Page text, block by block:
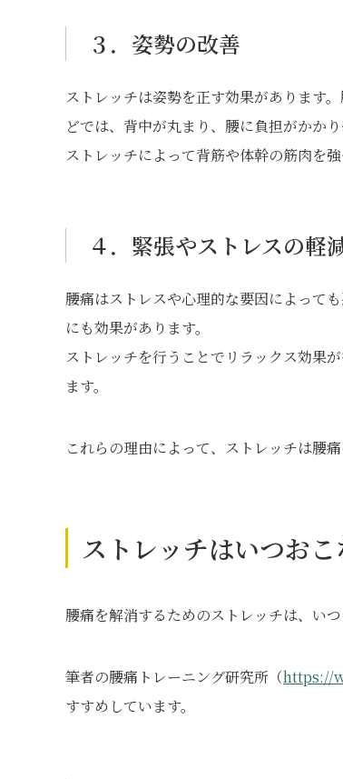
３．姿勢の改善
ストレッチは姿勢を正す効果があります
どでは、背中が丸まり、腰に負担がかかり
ストレッチによって背筋や体幹の筋肉を
４．緊張やストレスの軽
腰痛はストレスや心理的な要因によって
にも効果があります。
ストレッチを行うことでリラックス効果
ます。
これらの理由によって、ストレッチは腰
ストレッチはいつお
腰痛を解消するためのストレッチは、い
筆者の腰痛トレーニング研究所（https://
すすめしています。